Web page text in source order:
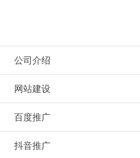
公司介绍
网站建设
百度推广
抖音推广